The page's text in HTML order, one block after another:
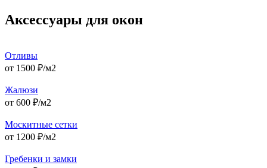
Аксессуары для окон
Отливы
от 1500 ₽/м2
Жалюзи
от 600 ₽/м2
Москитные сетки
от 1200 ₽/м2
Гребенки и замки